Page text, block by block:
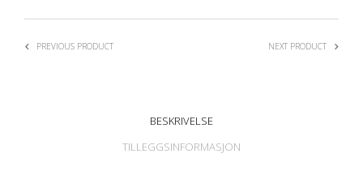
PREVIOUS PRODUCT NEXT PRODUCT
BESKRIVELSE
TILLEGGSINFORMASJON